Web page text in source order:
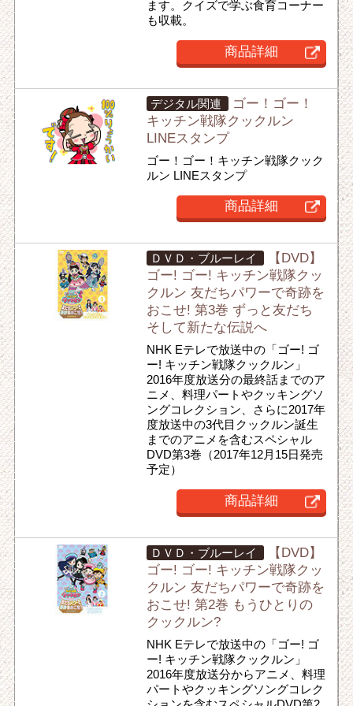
ます。クイズで学ぶ食育コーナー
も収載。
商品詳細
デジタル関連
ゴー！ゴー！
キッチン戦隊クックルン
LINEスタンプ
ゴー！ゴー！キッチン戦隊クック
ルン LINEスタンプ
商品詳細
ＤＶＤ・ブルーレイ
【DVD】
ゴー! ゴー! キッチン戦隊クッ
クルン 友だちパワーで奇跡を
おこせ! 第3巻 ずっと友だち
そして新たな伝説へ
NHK Eテレで放送中の「ゴー! ゴ
ー! キッチン戦隊クックルン」
2016年度放送分の最終話までのア
ニメ、料理パートやクッキングソ
ングコレクション、さらに2017年
度放送中の3代目クックルン誕生
までのアニメを含むスペシャル
DVD第3巻（2017年12月15日発売
予定）
商品詳細
ＤＶＤ・ブルーレイ
【DVD】
ゴー! ゴー! キッチン戦隊クッ
クルン 友だちパワーで奇跡を
おこせ! 第2巻 もうひとりの
クックルン?
NHK Eテレで放送中の「ゴー! ゴ
ー! キッチン戦隊クックルン」
2016年度放送分からアニメ、料理
パートやクッキングソングコレク